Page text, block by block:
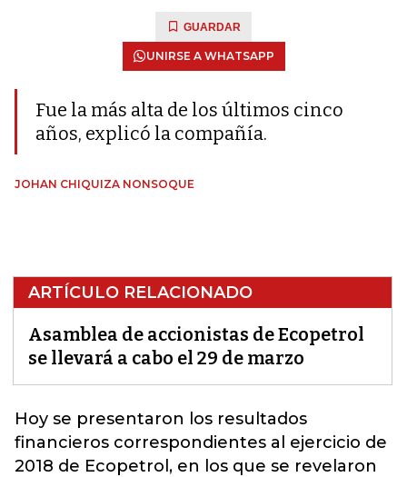
GUARDAR
UNIRSE A WHATSAPP
Fue la más alta de los últimos cinco
años, explicó la compañía.
JOHAN CHIQUIZA NONSOQUE
ARTÍCULO RELACIONADO
Asamblea de accionistas de Ecopetrol
se llevará a cabo el 29 de marzo
Hoy se presentaron los resultados
financieros correspondientes al ejercicio de
2018 de Ecopetrol , en los que se revelaron